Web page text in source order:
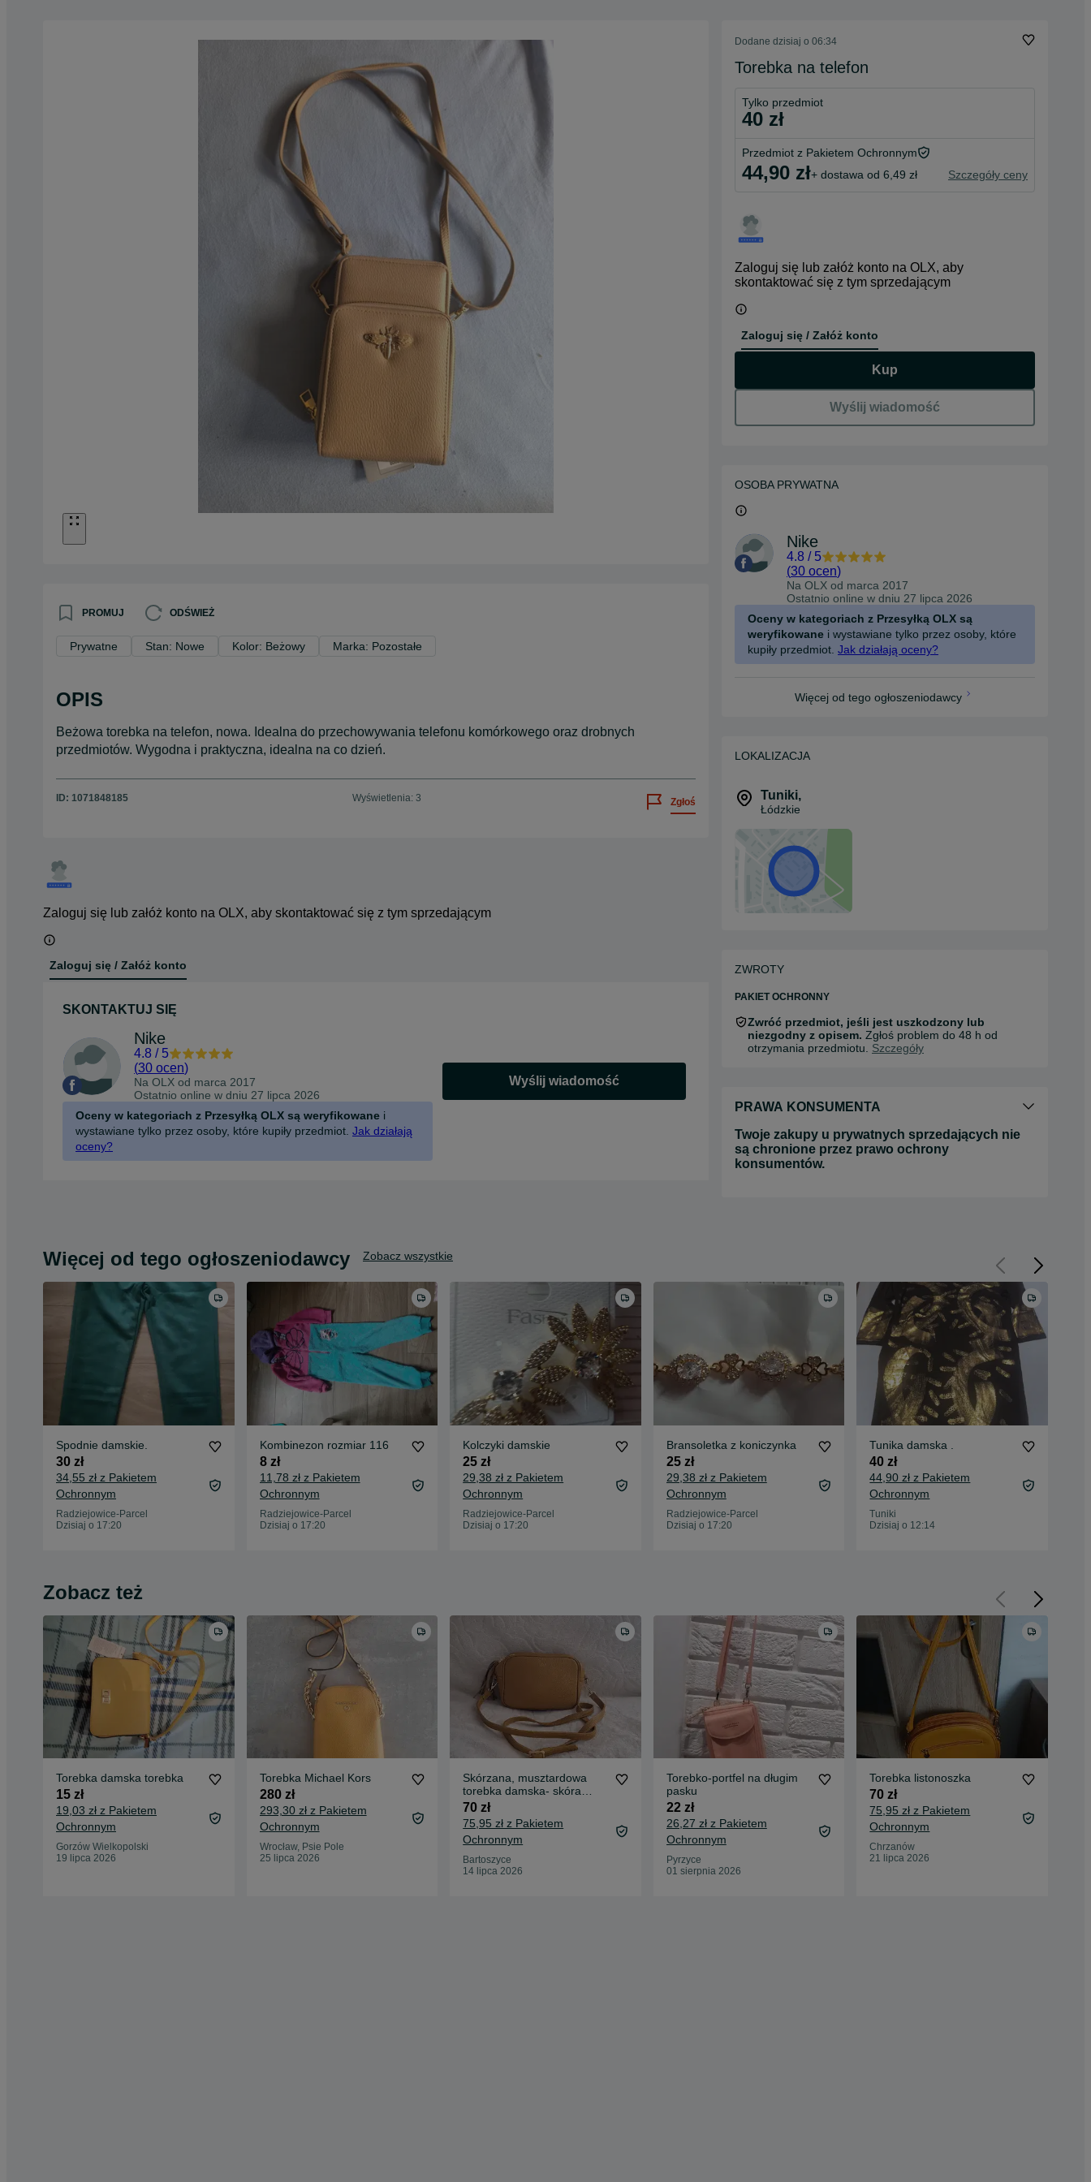
PROMUJ ODŚWIEŻ
Prywatne Stan: Nowe Kolor: Beżowy Marka: Pozostałe
OPIS
Beżowa torebka na telefon, nowa. Idealna do przechowywania telefonu komórkowego oraz drobnych
przedmiotów. Wygodna i praktyczna, idealna na co dzień.
ID: 1071848185 Wyświetlenia: 3 Zgłoś
Zaloguj się lub załóż konto na OLX, aby skontaktować się z tym sprzedającym
Zaloguj się / Załóż konto
SKONTAKTUJ SIĘ
Nike
4.8 / 5
(30 ocen)
Na OLX od marca 2017
Ostatnio online w dniu 27 lipca 2026
Oceny w kategoriach z Przesyłką OLX są weryfikowane i
wystawiane tylko przez osoby, które kupiły przedmiot. Jak działają
oceny?
Wyślij wiadomość
Dodane dzisiaj o 06:34
Torebka na telefon
Tylko przedmiot
40 zł
Przedmiot z Pakietem Ochronnym
44,90 zł+ dostawa od 6,49 zł Szczegóły ceny
Zaloguj się lub załóż konto na OLX, aby
skontaktować się z tym sprzedającym
Zaloguj się / Załóż konto
Kup
Wyślij wiadomość
OSOBA PRYWATNA
Nike
4.8 / 5
(30 ocen)
Na OLX od marca 2017
Ostatnio online w dniu 27 lipca 2026
Oceny w kategoriach z Przesyłką OLX są
weryfikowane i wystawiane tylko przez osoby, które
kupiły przedmiot. Jak działają oceny?
Więcej od tego ogłoszeniodawcy
LOKALIZACJA
Tuniki,
Łódzkie
ZWROTY
PAKIET OCHRONNY
Zwróć przedmiot, jeśli jest uszkodzony lub
niezgodny z opisem. Zgłoś problem do 48 h od
otrzymania przedmiotu. Szczegóły
PRAWA KONSUMENTA
Twoje zakupy u prywatnych sprzedających nie
są chronione przez prawo ochrony
konsumentów.
Więcej od tego ogłoszeniodawcy Zobacz wszystkie
Spodnie damskie.
30 zł
34,55 zł z Pakietem
Ochronnym
Radziejowice-Parcel
Dzisiaj o 17:20
Kombinezon rozmiar 116
8 zł
11,78 zł z Pakietem
Ochronnym
Radziejowice-Parcel
Dzisiaj o 17:20
Kolczyki damskie
25 zł
29,38 zł z Pakietem
Ochronnym
Radziejowice-Parcel
Dzisiaj o 17:20
Bransoletka z koniczynka
25 zł
29,38 zł z Pakietem
Ochronnym
Radziejowice-Parcel
Dzisiaj o 17:20
40 zł
44,90 zł z Pakietem
Ochronnym
Tuniki
Dzisiaj o 12:14
Zobacz też
Torebka damska torebka
15 zł
19,03 zł z Pakietem
Ochronnym
Gorzów Wielkopolski
19 lipca 2026
Torebka Michael Kors
280 zł
293,30 zł z Pakietem
Ochronnym
Wrocław, Psie Pole
25 lipca 2026
Skórzana, musztardowa
torebka damska- skóra
naturalna
70 zł
75,95 zł z Pakietem
Ochronnym
Bartoszyce
14 lipca 2026
Torebko-portfel na długim
pasku
22 zł
26,27 zł z Pakietem
Ochronnym
Pyrzyce
01 sierpnia 2026
Torebka listonoszka
70 zł
75,95 zł z Pakietem
Ochronnym
Chrzanów
21 lipca 2026